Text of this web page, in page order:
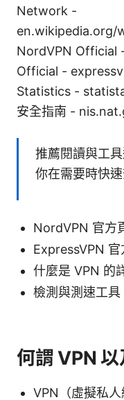
Network -
en.wikipedia.org/
NordVPN Official
Official -
Statistics -
安全指南 -
推薦閱讀與工
你在需要時快速
NordVPN 官方
ExpressVPN 官
什麼是 VPN 的
檢測與測速工
何謂 VPN
VPN（虛擬私